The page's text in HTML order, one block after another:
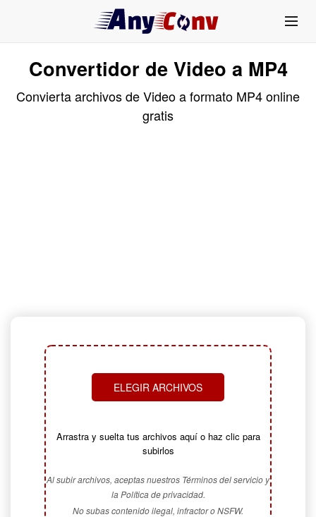
Convertidor de Video a MP4
Convierta archivos de Video a formato MP4 online
gratis
ELEGIR ARCHIVOS
Arrastra y suelta tus archivos aquí o haz clic para
subirlos
Al subir archivos, aceptas nuestros Términos del servicio y
la Política de privacidad.
No subas contenido ilegal, infractor o NSFW.